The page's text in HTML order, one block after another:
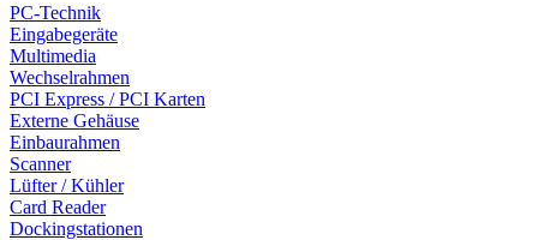
PC-Technik
Eingabegeräte
Multimedia
Wechselrahmen
PCI Express / PCI Karten
Externe Gehäuse
Einbaurahmen
Scanner
Lüfter / Kühler
Card Reader
Dockingstationen